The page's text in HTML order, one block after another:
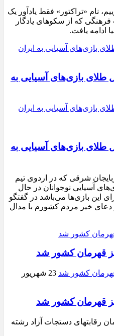
نام «تراکتور» فقط یادآور یک
که از سکوهای یادگار
ادامه یافت.
طلای بازی‌های آسیایی به
طلای بازی‌های آسیایی به
شرقی که در اردوی تیم
آسیایی نوجوانان در حال
این بازی‌ها می‌باشد در گفتگو
دعای خیر مردم کشورم با مدال
قهرمان کشور شد
23 شهریور
قهرمان کشور شد
رقابتهای دستجات آزاد رشته